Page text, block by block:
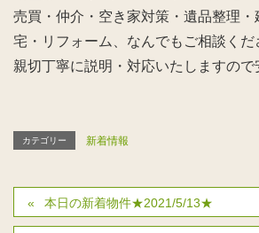
売買・仲介・空き家対策・遺品整理・
宅・リフォーム、なんでもご相談くだ
親切丁寧に説明・対応いたしますので
カテゴリー 新着情報
本日の新着物件★2021/5/13★